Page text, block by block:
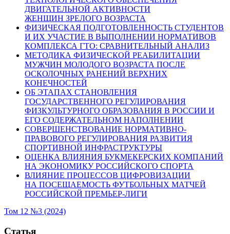
ДВИГАТЕЛЬНОЙ АКТИВНОСТИ
ЖЕНЩИН ЗРЕЛОГО ВОЗРАСТА
ФИЗИЧЕСКАЯ ПОДГОТОВЛЕННОСТЬ СТУДЕНТОВ
И ИХ УЧАСТИЕ В ВЫПОЛНЕНИИ НОРМАТИВОВ
КОМПЛЕКСА ГТО: СРАВНИТЕЛЬНЫЙ АНАЛИЗ
МЕТОДИКА ФИЗИЧЕСКОЙ РЕАБИЛИТАЦИИ
МУЖЧИН МОЛОДОГО ВОЗРАСТА ПОСЛЕ
ОСКОЛОЧНЫХ РАНЕНИЙ ВЕРХНИХ
КОНЕЧНОСТЕЙ
ОБ ЭТАПАХ СТАНОВЛЕНИЯ
ГОСУДАРСТВЕННОГО РЕГУЛИРОВАНИЯ
ФИЗКУЛЬТУРНОГО ОБРАЗОВАНИЯ В РОССИИ И
ЕГО СОДЕРЖАТЕЛЬНОМ НАПОЛНЕНИИ
СОВЕРШЕНСТВОВАНИЕ НОРМАТИВНО-
ПРАВОВОГО РЕГУЛИРОВАНИЯ РАЗВИТИЯ
СПОРТИВНОЙ ИНФРАСТРУКТУРЫ
ОЦЕНКА ВЛИЯНИЯ БУКМЕКЕРСКИХ КОМПАНИЙ
НА ЭКОНОМИКУ РОССИЙСКОГО СПОРТА
ВЛИЯНИЕ ПРОЦЕССОВ ЦИФРОВИЗАЦИИ
НА ПОСЕЩАЕМОСТЬ ФУТБОЛЬНЫХ МАТЧЕЙ
РОССИЙСКОЙ ПРЕМЬЕР-ЛИГИ
Том 12 №3 (2024)
Статья